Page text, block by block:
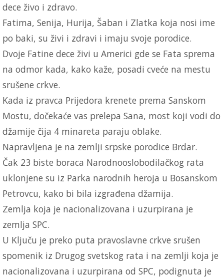
dece živo i zdravo.
Fatima, Senija, Hurija, Šaban i Zlatka koja nosi ime
po baki, su živi i zdravi i imaju svoje porodice.
Dvoje Fatine dece živi u Americi gde se Fata sprema
na odmor kada, kako kaže, posadi cveće na mestu
srušene crkve.
Kada iz pravca Prijedora krenete prema Sanskom
Mostu, dočekaće vas prelepa Sana, most koji vodi do
džamije čija 4 minareta paraju oblake.
Napravljena je na zemlji srpske porodice Brdar.
Čak 23 biste boraca Narodnooslobodilačkog rata
uklonjene su iz Parka narodnih heroja u Bosanskom
Petrovcu, kako bi bila izgrađena džamija.
Zemlja koja je nacionalizovana i uzurpirana je
zemlja SPC.
U Ključu je preko puta pravoslavne crkve srušen
spomenik iz Drugog svetskog rata i na zemlji koja je
nacionalizovana i uzurpirana od SPC, podignuta je